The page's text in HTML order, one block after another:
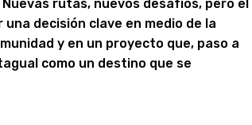
rutas, nuevos desafíos, pero el
decisión clave en medio de la
y en un proyecto que, paso a
como un destino que se